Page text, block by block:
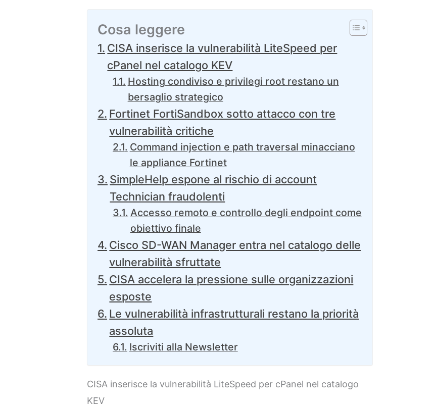
Cosa leggere
CISA inserisce la vulnerabilità LiteSpeed per
cPanel nel catalogo KEV
Hosting condiviso e privilegi root restano un
bersaglio strategico
Fortinet FortiSandbox sotto attacco con tre
vulnerabilità critiche
Command injection e path traversal minacciano
le appliance Fortinet
SimpleHelp espone al rischio di account
Technician fraudolenti
Accesso remoto e controllo degli endpoint come
obiettivo finale
Cisco SD-WAN Manager entra nel catalogo delle
vulnerabilità sfruttate
CISA accelera la pressione sulle organizzazioni
esposte
Le vulnerabilità infrastrutturali restano la priorità
assoluta
Iscriviti alla Newsletter
CISA inserisce la vulnerabilità LiteSpeed per cPanel nel catalogo
KEV